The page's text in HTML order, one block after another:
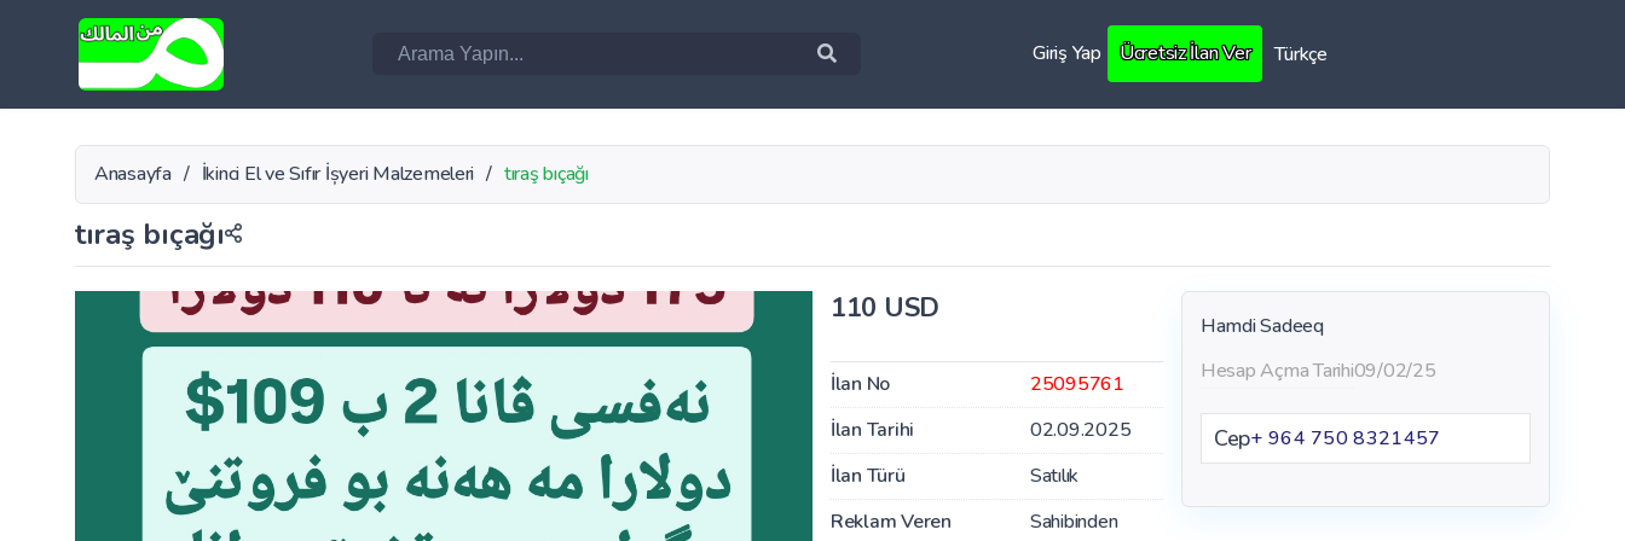
Giriş Yap Ücretsiz İlan Ver Türkçe
Anasayfa / İkinci El ve Sıfır İșyeri Malzemeleri / tıraş bıçağı
tıraş bıçağı
110 USD
İlan No
25095761
İlan Tarihi
02.09.2025
İlan Türü
Satılık
Reklam Veren
Sahibinden
Hamdi Sadeeq
Hesap Açma Tarihi09/02/25
Cep+ 964 750 8321457